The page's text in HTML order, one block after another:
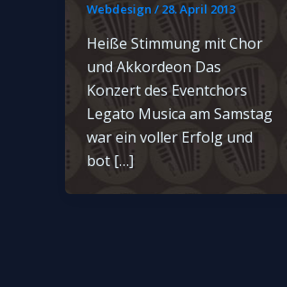
Webdesign / 28. April 2013
Heiße Stimmung mit Chor
und Akkordeon Das
Konzert des Eventchors
Legato Musica am Samstag
war ein voller Erfolg und
bot […]